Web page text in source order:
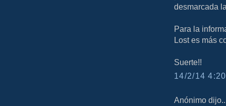
desmarcada
Para la
Lost es más
Suerte!!
14/2/14
Anónimo